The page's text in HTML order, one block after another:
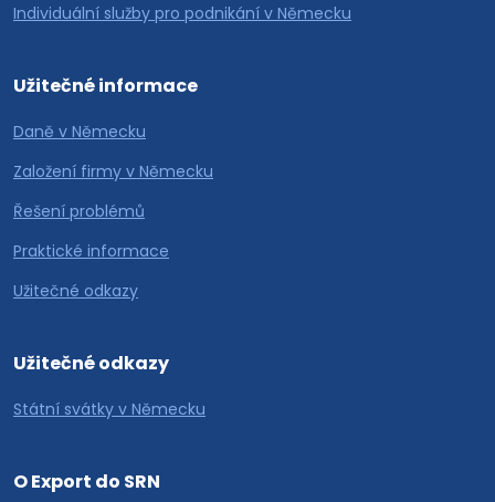
Individuální služby pro podnikání v Německu
Užitečné informace
Daně v Německu
Založení firmy v Německu
Řešení problémů
Praktické informace
Užitečné odkazy
Užitečné odkazy
Státní svátky v Německu
O Export do SRN